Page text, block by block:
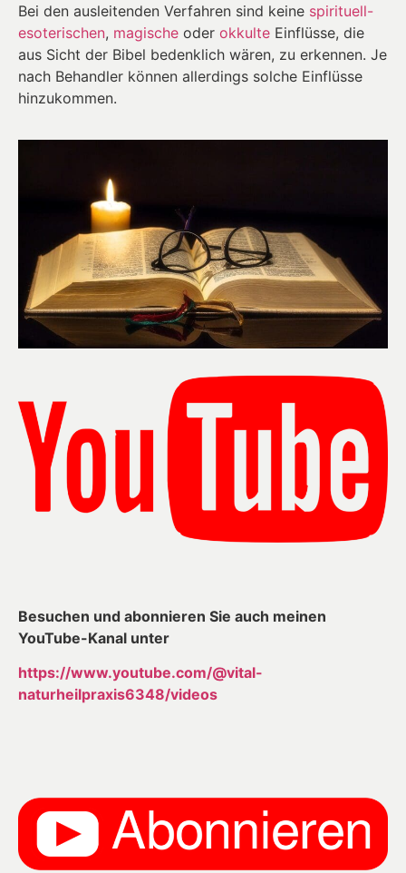
Bei den ausleitenden Verfahren sind keine spirituell-
esoterischen, magische oder okkulte Einflüsse, die
aus Sicht der Bibel bedenklich wären, zu erkennen. Je
nach Behandler können allerdings solche Einflüsse
hinzukommen.
Besuchen und abonnieren Sie auch meinen
YouTube-Kanal unter
https://www.youtube.com/@vital-
naturheilpraxis6348/videos